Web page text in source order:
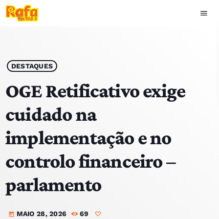
menu
play_arrow OUVIR RAFA
HOME
NOTÍCIAS
EQUIPA
TOP 15
PODCASTS
DESTAQUES
OGE Retificativo exige
cuidado na
implementação e no
controlo financeiro –
parlamento
today MAIO 28, 2026 69